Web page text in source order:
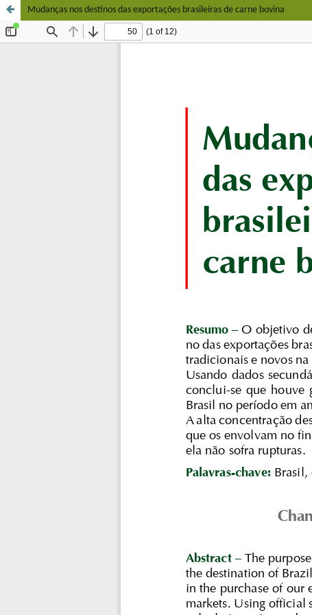
Mudanças nos destinos das exportações brasileiras de carne bovina